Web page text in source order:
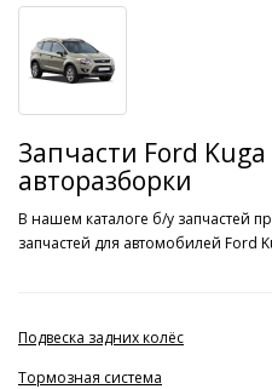
Запчасти Ford Kuga
авторазборки
В нашем каталоге б/у запчастей
запчастей для автомобилей Ford
Подвеска задних колёс
Тормозная система